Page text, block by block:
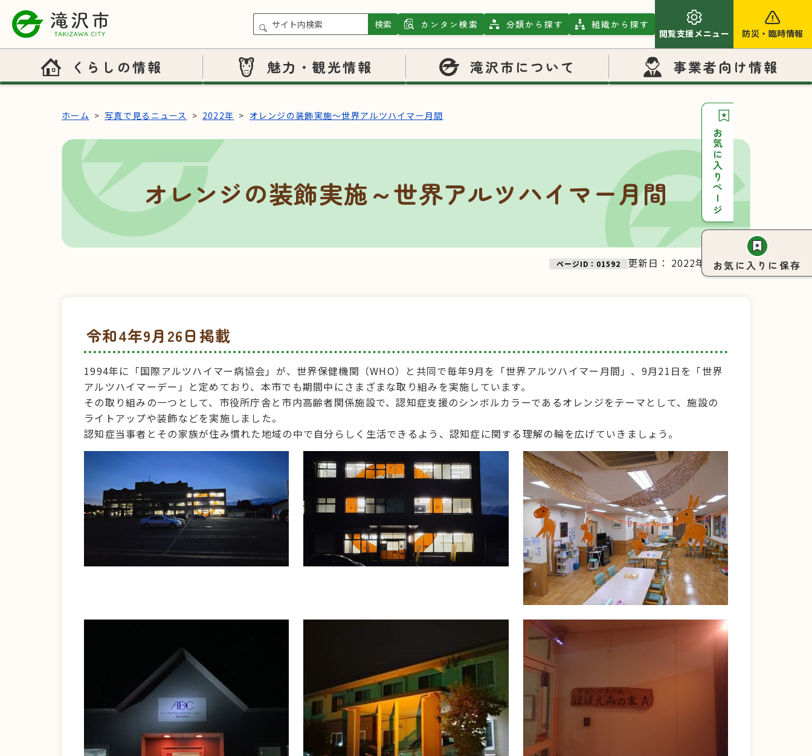
本文へスキップ
検索 カンタン検索 分類から探す 組織から探す
閲覧支援メニュー 防災 ・ 臨時情報
くらしの情報 魅力・観光情報 滝沢市について 事業者向け情報
お気に入りページ
お気に入りに保存
ホーム 写真で見るニュース 2022年 オレンジの装飾実施～世界アルツハイマー月間
オレンジの装飾実施～世界アルツハイマー月間
ページID：01592 更新日： 2022年09月26日
令和4年9月26日掲載
1994年に「国際アルツハイマー病協会」が、世界保健機関（WHO）と共同で毎年9月を「世界アルツハイマー月間」、9月21日を「世界
アルツハイマーデー」と定めており、本市でも期間中にさまざまな取り組みを実施しています。
その取り組みの一つとして、市役所庁舎と市内高齢者関係施設で、認知症支援のシンボルカラーであるオレンジをテーマとして、施設の
ライトアップや装飾などを実施しました。
認知症当事者とその家族が住み慣れた地域の中で自分らしく生活できるよう、認知症に関する理解の輪を広げていきましょう。